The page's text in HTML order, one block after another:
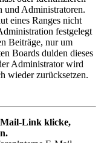
und Administratoren.
eines Ranges nicht
festgelegt
Beiträge, nur um
Boards dulden dieses
Administrator wird
wieder zurücksetzen.
Mail-Link klicke,